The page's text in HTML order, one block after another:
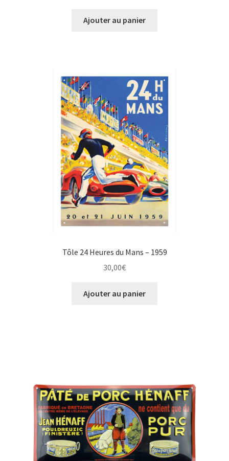
Ajouter au panier
Tôle 24 Heures du Mans – 1959
30,00€
Ajouter au panier